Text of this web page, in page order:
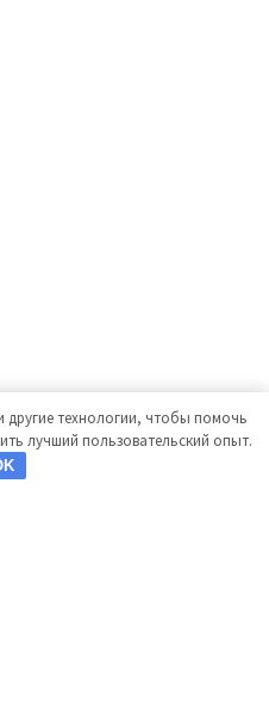
другие технологии, чтобы помочь
лучший пользовательский опыт.